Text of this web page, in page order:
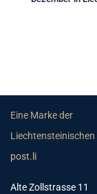
Eine Marke der
Liechtensteinischen
post.li
Alte Zollstrasse 11